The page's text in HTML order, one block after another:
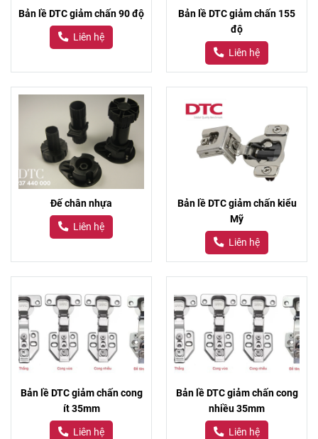
Bản lề DTC giảm chấn 90 độ
Liên hệ
Bản lề DTC giảm chấn 155
độ
Liên hệ
Đế chân nhựa
Liên hệ
Bản lề DTC giảm chấn kiểu
Mỹ
Liên hệ
Bản lề DTC giảm chấn cong
ít 35mm
Liên hệ
Bản lề DTC giảm chấn cong
nhiều 35mm
Liên hệ